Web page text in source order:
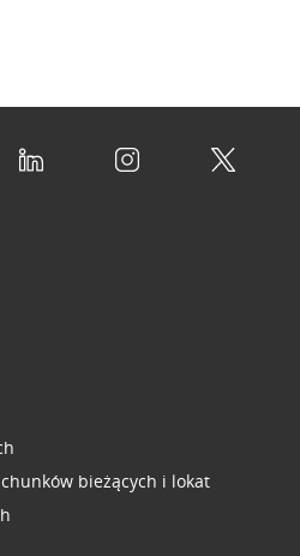
bieżących i lokat